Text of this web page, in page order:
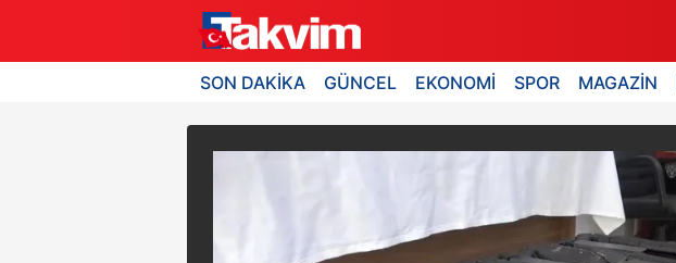
SON DAKİKA GÜNCEL EKONOMİ SPOR MAGAZİN